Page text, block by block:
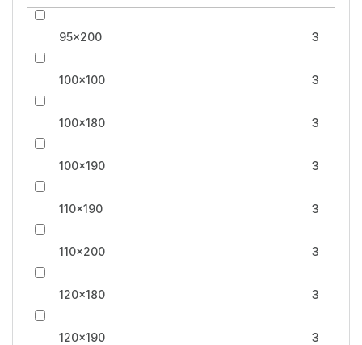
95x200 3
100x100 3
100x180 3
100x190 3
110x190 3
110x200 3
120x180 3
120x190 3